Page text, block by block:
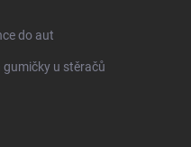
do aut
gumičky u stěračů